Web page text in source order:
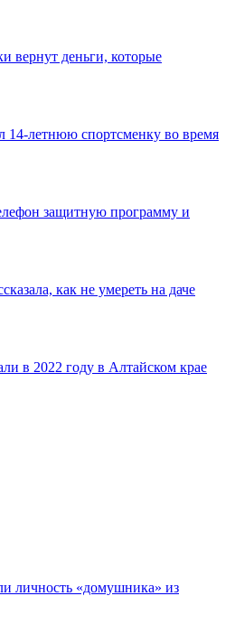
вернут деньги, которые
14-летнюю спортсменку во время
защитную программу и
как не умереть на даче
в 2022 году в Алтайском крае
личность «домушника» из